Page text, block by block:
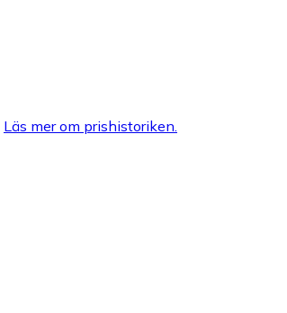
Läs mer om prishistoriken.